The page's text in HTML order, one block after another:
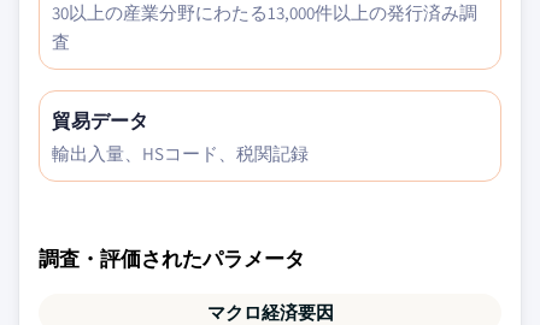
30以上の産業分野にわたる13,000件以上の発行済み調
査
貿易データ
輸出入量、HSコード、税関記録
調査・評価されたパラメータ
マクロ経済要因